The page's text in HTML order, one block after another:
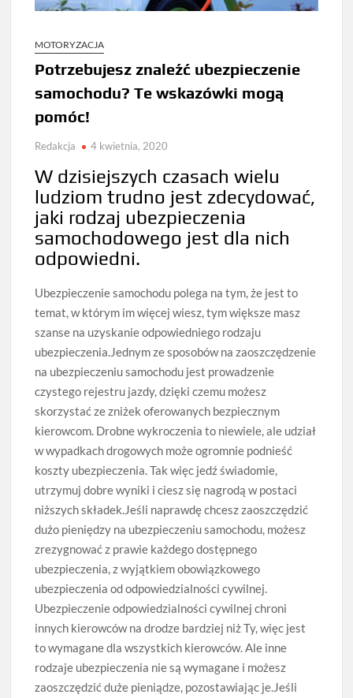
MOTORYZACJA
Potrzebujesz znaleźć ubezpieczenie
samochodu? Te wskazówki mogą
pomóc!
Redakcja 4 kwietnia, 2020
W dzisiejszych czasach wielu
ludziom trudno jest zdecydować,
jaki rodzaj ubezpieczenia
samochodowego jest dla nich
odpowiedni.
Ubezpieczenie samochodu polega na tym, że jest to
temat, w którym im więcej wiesz, tym większe masz
szanse na uzyskanie odpowiedniego rodzaju
ubezpieczenia.Jednym ze sposobów na zaoszczędzenie
na ubezpieczeniu samochodu jest prowadzenie
czystego rejestru jazdy, dzięki czemu możesz
skorzystać ze zniżek oferowanych bezpiecznym
kierowcom. Drobne wykroczenia to niewiele, ale udział
w wypadkach drogowych może ogromnie podnieść
koszty ubezpieczenia. Tak więc jedź świadomie,
utrzymuj dobre wyniki i ciesz się nagrodą w postaci
niższych składek.Jeśli naprawdę chcesz zaoszczędzić
dużo pieniędzy na ubezpieczeniu samochodu, możesz
zrezygnować z prawie każdego dostępnego
ubezpieczenia, z wyjątkiem obowiązkowego
ubezpieczenia od odpowiedzialności cywilnej.
Ubezpieczenie odpowiedzialności cywilnej chroni
innych kierowców na drodze bardziej niż Ty, więc jest
to wymagane dla wszystkich kierowców. Ale inne
rodzaje ubezpieczenia nie są wymagane i możesz
zaoszczędzić duże pieniądze, pozostawiając je.Jeśli